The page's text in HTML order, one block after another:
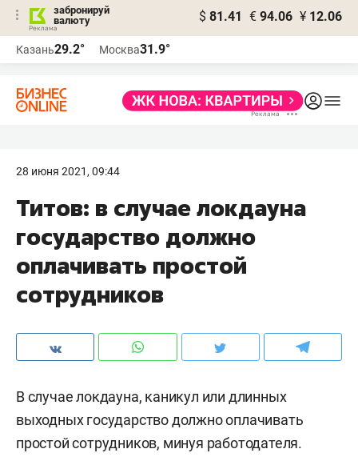
забронируй
валюту
$ 81.41 € 94.06 ¥ 12.06
Казань29.2° Москва31.9°
28 июня 2021, 09:44
Титов: в случае локдауна
государство должно
оплачивать простой
сотрудников
В случае локдауна, каникул или длинных
выходных государство должно оплачивать
простой сотрудников, минуя работодателя.